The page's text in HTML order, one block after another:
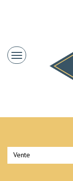
Vente